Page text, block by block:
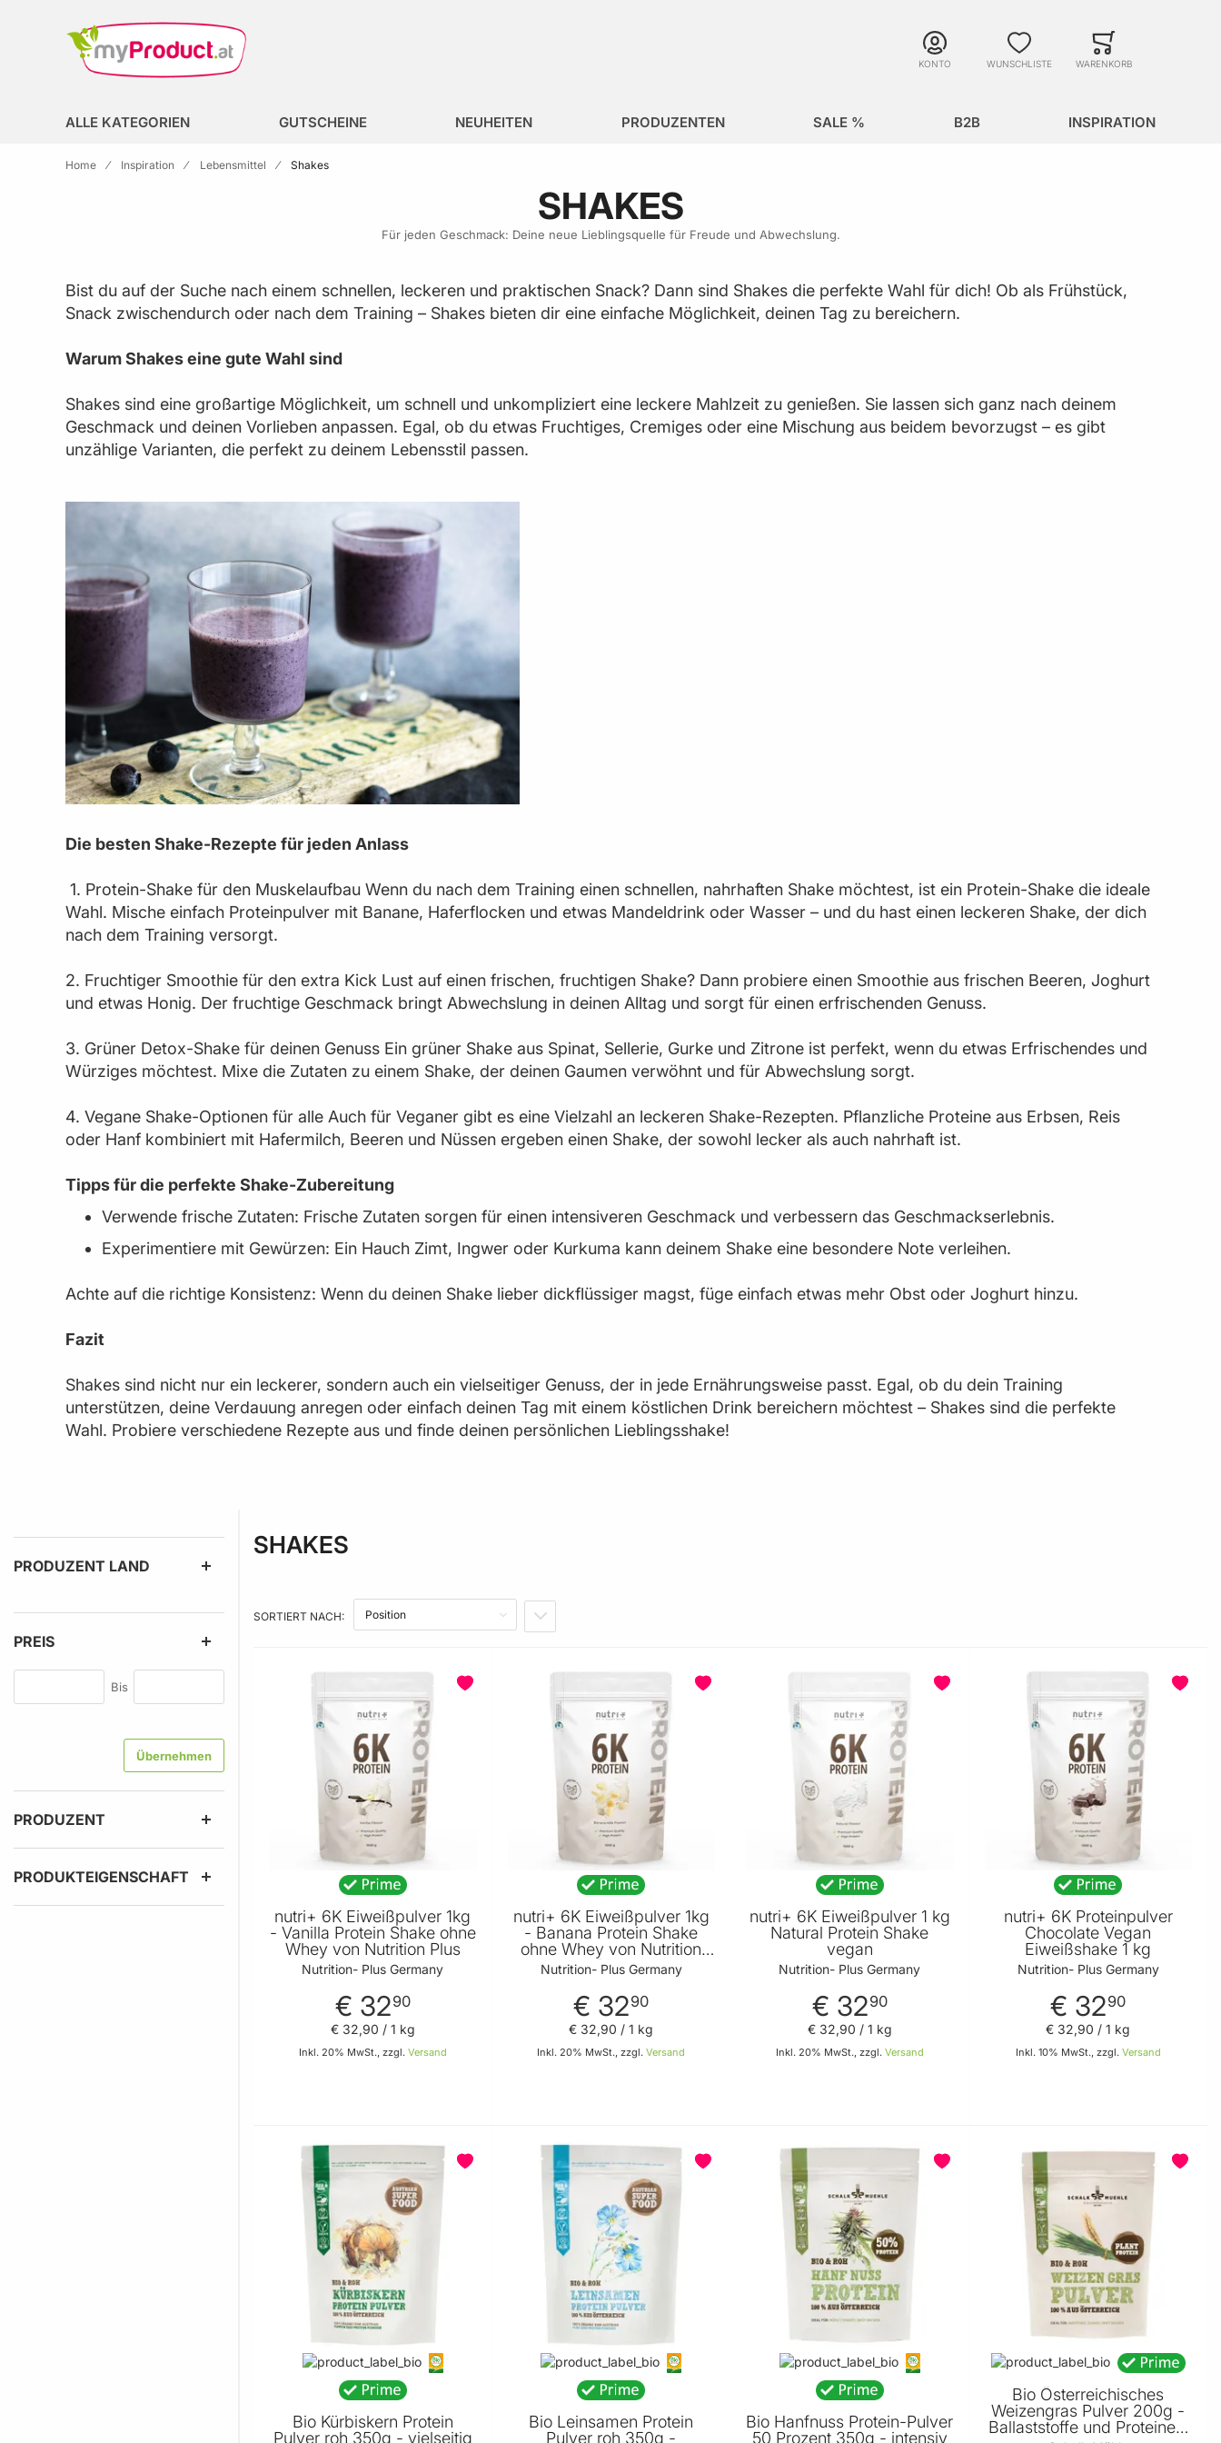
KONTO WUNSCHLISTE WARENKORB
ALLE KATEGORIEN GUTSCHEINE NEUHEITEN PRODUZENTEN SALE % B2B INSPIRATION
Home Inspiration Lebensmittel Shakes
SHAKES
Für jeden Geschmack: Deine neue Lieblingsquelle für Freude und Abwechslung.
Bist du auf der Suche nach einem schnellen, leckeren und praktischen Snack? Dann sind Shakes die perfekte Wahl für dich! Ob als Frühstück,
Snack zwischendurch oder nach dem Training – Shakes bieten dir eine einfache Möglichkeit, deinen Tag zu bereichern.
Warum Shakes eine gute Wahl sind
Shakes sind eine großartige Möglichkeit, um schnell und unkompliziert eine leckere Mahlzeit zu genießen. Sie lassen sich ganz nach deinem
Geschmack und deinen Vorlieben anpassen. Egal, ob du etwas Fruchtiges, Cremiges oder eine Mischung aus beidem bevorzugst – es gibt
unzählige Varianten, die perfekt zu deinem Lebensstil passen.
Die besten Shake-Rezepte für jeden Anlass
1. Protein-Shake für den Muskelaufbau Wenn du nach dem Training einen schnellen, nahrhaften Shake möchtest, ist ein Protein-Shake die ideale
Wahl. Mische einfach Proteinpulver mit Banane, Haferflocken und etwas Mandeldrink oder Wasser – und du hast einen leckeren Shake, der dich
nach dem Training versorgt.
2. Fruchtiger Smoothie für den extra Kick Lust auf einen frischen, fruchtigen Shake? Dann probiere einen Smoothie aus frischen Beeren, Joghurt
und etwas Honig. Der fruchtige Geschmack bringt Abwechslung in deinen Alltag und sorgt für einen erfrischenden Genuss.
3. Grüner Detox-Shake für deinen Genuss Ein grüner Shake aus Spinat, Sellerie, Gurke und Zitrone ist perfekt, wenn du etwas Erfrischendes und
Würziges möchtest. Mixe die Zutaten zu einem Shake, der deinen Gaumen verwöhnt und für Abwechslung sorgt.
4. Vegane Shake-Optionen für alle Auch für Veganer gibt es eine Vielzahl an leckeren Shake-Rezepten. Pflanzliche Proteine aus Erbsen, Reis
oder Hanf kombiniert mit Hafermilch, Beeren und Nüssen ergeben einen Shake, der sowohl lecker als auch nahrhaft ist.
Tipps für die perfekte Shake-Zubereitung
Verwende frische Zutaten: Frische Zutaten sorgen für einen intensiveren Geschmack und verbessern das Geschmackserlebnis.
Experimentiere mit Gewürzen: Ein Hauch Zimt, Ingwer oder Kurkuma kann deinem Shake eine besondere Note verleihen.
Achte auf die richtige Konsistenz: Wenn du deinen Shake lieber dickflüssiger magst, füge einfach etwas mehr Obst oder Joghurt hinzu.
Fazit
Shakes sind nicht nur ein leckerer, sondern auch ein vielseitiger Genuss, der in jede Ernährungsweise passt. Egal, ob du dein Training
unterstützen, deine Verdauung anregen oder einfach deinen Tag mit einem köstlichen Drink bereichern möchtest – Shakes sind die perfekte
Wahl. Probiere verschiedene Rezepte aus und finde deinen persönlichen Lieblingsshake!
PRODUZENT LAND
PREIS
Bis
Übernehmen
PRODUZENT
PRODUKTEIGENSCHAFT
SHAKES
SORTIERT NACH: IN ABSTEIGENDER REIHENFOLGE
nutri+ 6K Eiweißpulver 1kg
- Vanilla Protein Shake ohne
Whey von Nutrition Plus
Nutrition- Plus Germany
€ 3290
Inkl. 20% MwSt., zzgl. Versand
€ 32,90 / 1 kg
nutri+ 6K Eiweißpulver 1kg
- Banana Protein Shake
ohne Whey von Nutrition
Plus
Nutrition- Plus Germany
€ 3290
Inkl. 20% MwSt., zzgl.Versand
€ 32,90 / 1 kg
nutri+ 6K Eiweißpulver 1 kg
Natural Protein Shake
vegan
Nutrition- Plus Germany
€ 3290
Inkl. 20% MwSt., zzgl. Versand
€ 32,90 / 1 kg
nutri+ 6K Proteinpulver
Chocolate Vegan
Eiweißshake 1 kg
Nutrition- Plus Germany
€ 3290
Inkl. 10% MwSt., zzgl. Versand
€ 32,90 / 1 kg
Bio Kürbiskern Protein
Pulver roh 350g - vielseitig
Bio Leinsamen Protein
Pulver roh 350g -
Bio Hanfnuss Protein-Pulver
50 Prozent 350g - intensiv
Bio Österreichisches
Weizengras Pulver 200g -
Ballaststoffe und Proteine -